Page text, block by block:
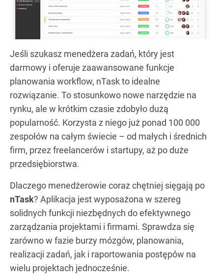
Jeśli szukasz menedżera zadań, który jest
darmowy i oferuje zaawansowane funkcje
planowania workflow, nTask to idealne
rozwiązanie. To stosunkowo nowe narzędzie na
rynku, ale w krótkim czasie zdobyło dużą
popularność. Korzysta z niego już ponad 100 000
zespołów na całym świecie – od małych i średnich
firm, przez freelancerów i startupy, aż po duże
przedsiębiorstwa.
Dlaczego menedżerowie coraz chętniej sięgają po
nTask? Aplikacja jest wyposażona w szereg
solidnych funkcji niezbędnych do efektywnego
zarządzania projektami i firmami. Sprawdza się
zarówno w fazie burzy mózgów, planowania,
realizacji zadań, jak i raportowania postępów na
wielu projektach jednocześnie.